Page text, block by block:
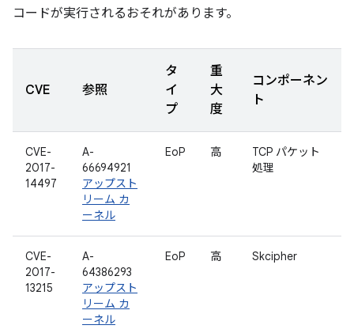
コードが実行されるおそれがあります。
CVE 参照
タ
イ
プ
重
大
度
コンポーネン
ト
CVE-
2017-
14497
A-
66694921
アップスト
リーム カ
ーネル
EoP 高
TCP パケット
処理
CVE-
2017-
13215
A-
64386293
アップスト
リーム カ
ーネル
EoP 高 Skcipher